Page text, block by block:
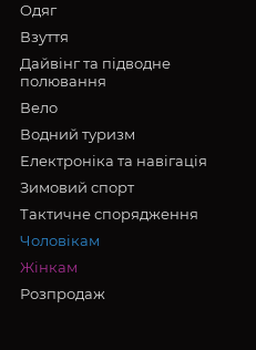
Oдяг
Взуття
Дайвінг та підводне
полювання
Вело
Водний туризм
Електроніка та навігація
Зимовий спорт
Тактичне спорядження
Чоловікам
Жінкам
Розпродаж